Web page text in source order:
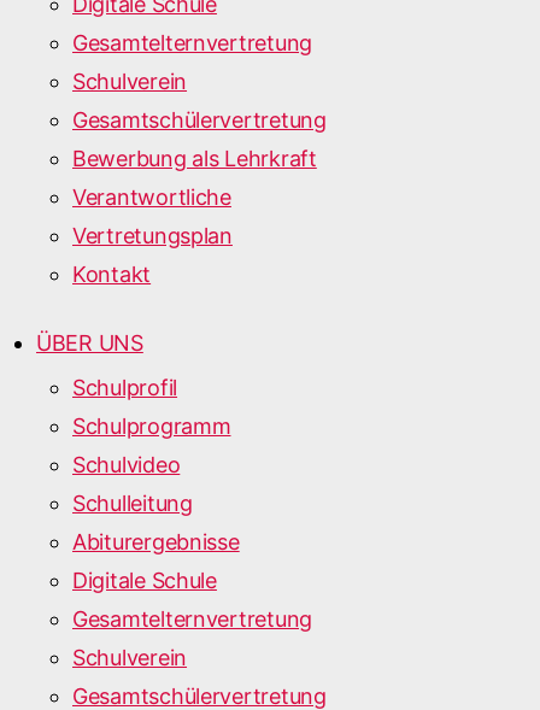
Gesamtelternvertretung
Schulverein
Gesamtschülervertretung
Bewerbung als Lehrkraft
Verantwortliche
Vertretungsplan
Kontakt
ÜBER UNS
Schulprofil
Schulprogramm
Schulvideo
Schulleitung
Abiturergebnisse
Digitale Schule
Gesamtelternvertretung
Schulverein
Gesamtschülervertretung